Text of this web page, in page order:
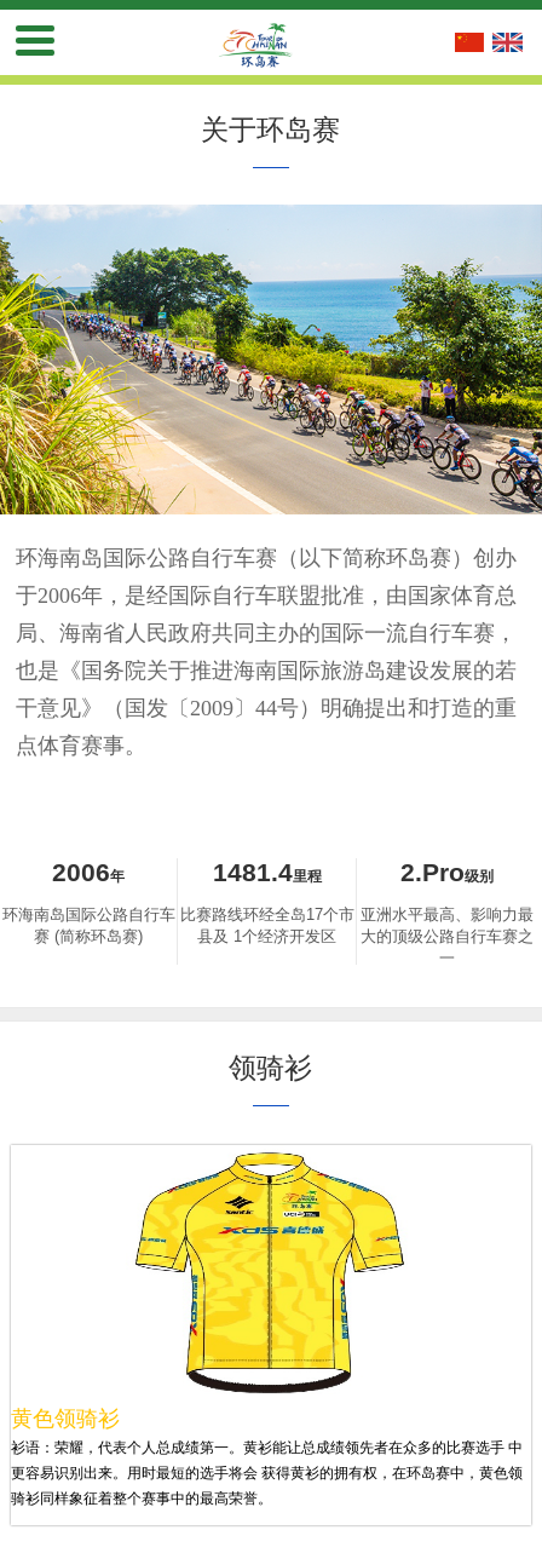
关于环岛赛
环海南岛国际公路自行车赛（以下简称环岛赛）创办
于2006年，是经国际自行车联盟批准，由国家体育总
局、海南省人民政府共同主办的国际一流自行车赛，
也是《国务院关于推进海南国际旅游岛建设发展的若
干意见》（国发〔2009〕44号）明确提出和打造的重
点体育赛事。
2006年
环海南岛国际公路自行车
赛 (简称环岛赛)
1481.4里程
比赛路线环经全岛17个市
县及 1个经济开发区
2.Pro级别
亚洲水平最高、影响力最
大的顶级公路自行车赛之
一
领骑衫
黄色领骑衫
衫语：荣耀，代表个人总成绩第一。黄衫能让总成绩领先者在众多的比赛选手 中
更容易识别出来。用时最短的选手将会 获得黄衫的拥有权，在环岛赛中，黄色领
骑衫同样象征着整个赛事中的最高荣誉。